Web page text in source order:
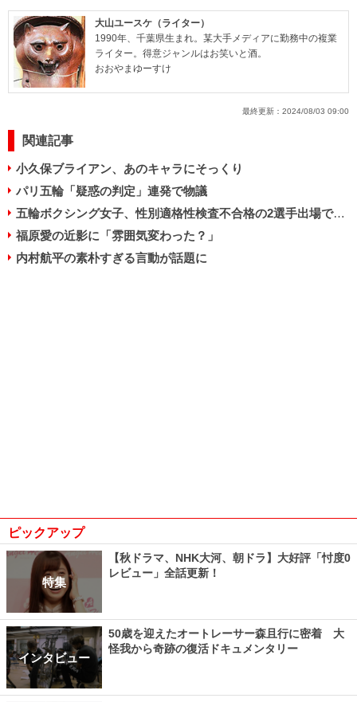
大山ユースケ（ライター）
1990年、千葉県生まれ。某大手メディアに勤務中の複業
ライター。得意ジャンルはお笑いと酒。
おおやまゆーすけ
最終更新： 2024/08/03 09:00
関連記事
小久保ブライアン、あのキャラにそっくり
パリ五輪「疑惑の判定」連発で物議
五輪ボクシング女子、性別適格性検査不合格の2選手出場で物議
福原愛の近影に「雰囲気変わった？」
内村航平の素朴すぎる言動が話題に
ピックアップ
特集
【秋ドラマ、NHK大河、朝ドラ】大好評「忖度0
レビュー」全話更新！
インタビュー
50歳を迎えたオートレーサー森且行に密着 大
怪我から奇跡の復活ドキュメンタリー